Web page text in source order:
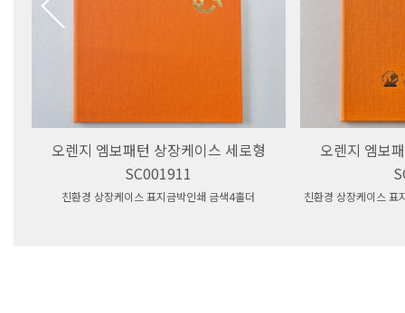
오렌지 엠보패턴 상장케이스 세로형
SC001911
친환경 상장케이스 표지금박인쇄 금색4홀더
오렌지 엠보
친환경 상장케이스 표